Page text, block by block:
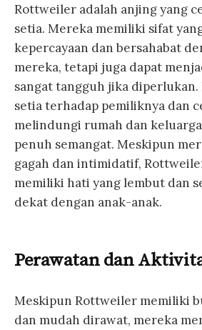
Rottweiler adalah anjing yang
setia. Mereka memiliki sifat
kepercayaan dan bersahabat
mereka, tetapi juga dapat
sangat tangguh jika
setia terhadap pemiliknya dan
melindungi rumah dan
penuh semangat. Meskipun
gagah dan intimidatif,
memiliki hati yang lembut dan
dekat dengan anak-anak.
Perawatan dan
Meskipun Rottweiler memiliki
dan mudah dirawat, mereka